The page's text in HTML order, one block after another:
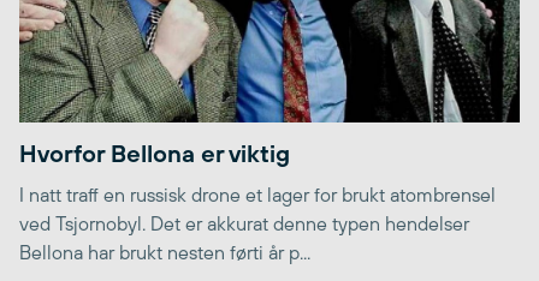
Hvorfor Bellona er viktig
I natt traff en russisk drone et lager for brukt atombrensel
ved Tsjornobyl. Det er akkurat denne typen hendelser
Bellona har brukt nesten førti år p...